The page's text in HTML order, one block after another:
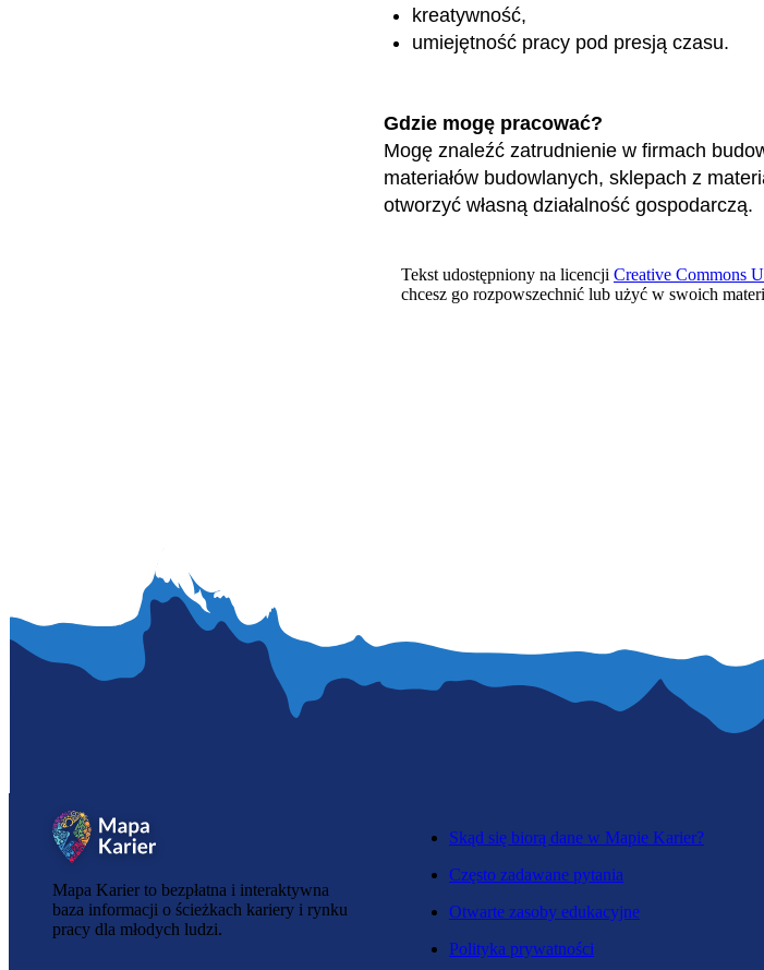
kreatywność,
umiejętność pracy pod presją czasu.
Gdzie mogę pracować?
Mogę znaleźć zatrudnienie w firmach
materiałów budowlanych, sklepach z
otworzyć własną działalność gospodarczą.
Tekst udostępniony na licencji Creative Commons
chcesz go rozpowszechnić lub użyć w swoich
Mapa Karier to bezpłatna i interaktywna
baza informacji o ścieżkach kariery i rynku
pracy dla młodych ludzi.
Skąd się biorą dane w Mapie Karier?
Często zadawane pytania
Otwarte zasoby edukacyjne
Polityka prywatności